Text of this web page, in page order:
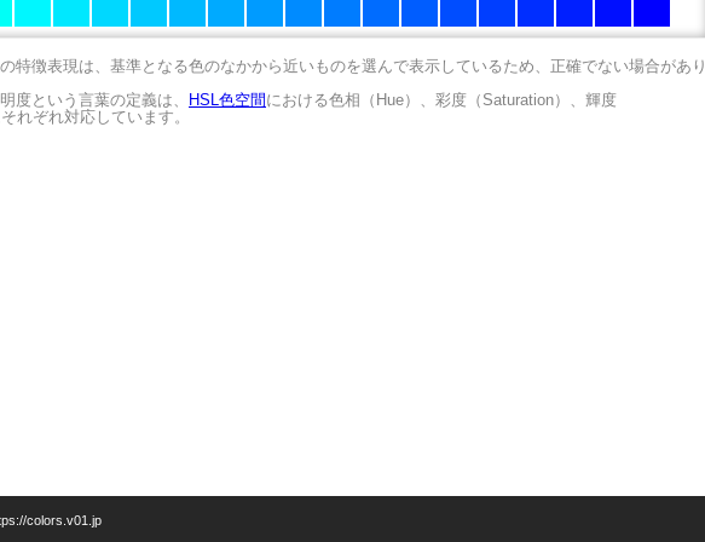
特徴表現は、基準となる色のなかから近いものを選んで表示しているため、正確でない場合があり
度という言葉の定義は、
HSL色空間 における色相（Hue）、彩度（Saturation）、輝度
れぞれ対応しています。
colors.v01.jp